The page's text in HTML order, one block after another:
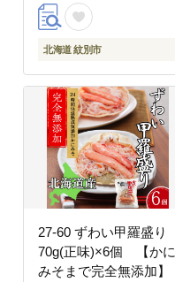
北海道 紋別市
27-60 ずわい甲羅盛り
70g(正味)×6個 【かに
みそまで完全無添加】